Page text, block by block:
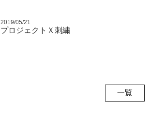
2019/05/21
プロジェクトＸ刺繍
一覧